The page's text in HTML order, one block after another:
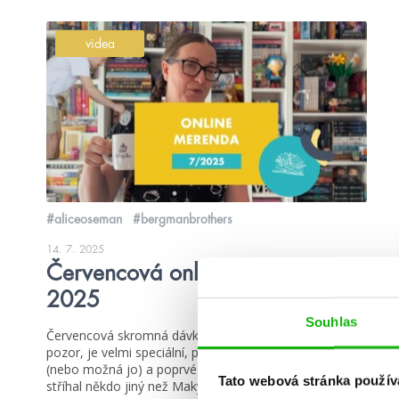
Souhlas
Tato webová stránka
videa
#aliceoseman #bergmanbrothers
14. 7. 2025
Červencová online merenda
2025
Červencová skromná dávka (nejen) čtení je tady. A
pozor, je velmi speciální, protože Ola nemá kakajíčko
(nebo možná jo) a poprvé za historii online merend ji
stříhal někdo jiný než Maky… 😁